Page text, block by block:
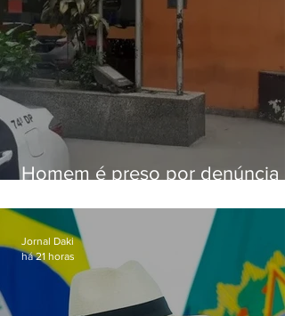
Homem é preso por denúncia
Alcântara
Jornal Daki
há 21 horas